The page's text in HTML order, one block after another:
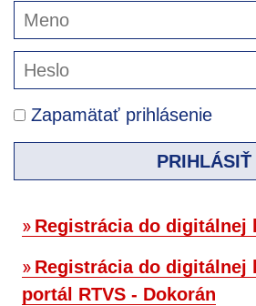
Zapamätať prihlásenie
PRIHLÁSIŤ
Registrácia do digitálnej
Registrácia do digitálnej
portál RTVS - Dokorán